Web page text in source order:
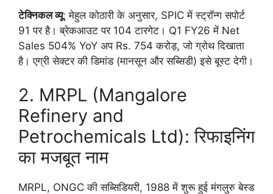
टेक्निकल व्यू: मेहुल कोठारी के अनुसार, SPIC में स्ट्रॉन्ग सपोर्ट
91 पर है। ब्रेकआउट पर 104 टारगेट। Q1 FY26 में Net
Sales 504% YoY अप Rs. 754 करोड़, जो ग्रोथ दिखाता
है। एग्री सेक्टर की डिमांड (मानसून और सब्सिडी) इसे बूस्ट देगी।
2. MRPL (Mangalore
Refinery and
Petrochemicals Ltd): रिफाइनिंग
का मजबूत नाम
MRPL, ONGC की सब्सिडियरी, 1988 में शुरू हुई मंगलुरु बेस्ड